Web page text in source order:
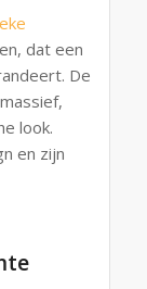
dat een
De
look.
en zijn